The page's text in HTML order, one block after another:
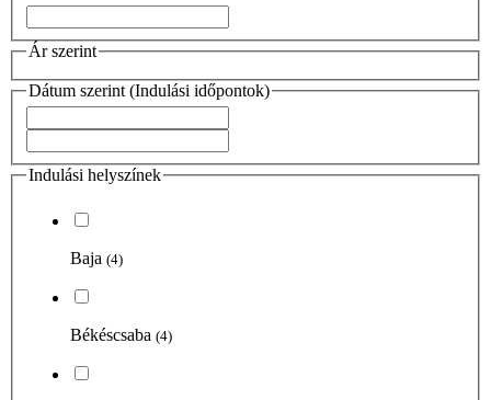
Ár szerint
Dátum szerint (Indulási időpontok)
Indulási helyszínek
Baja (4)
Békéscsaba (4)